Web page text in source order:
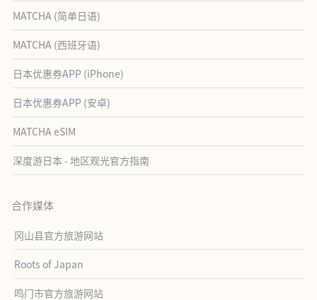
MATCHA (简单日语)
MATCHA (西班牙语)
日本优惠券APP (iPhone)
日本优惠券APP (安卓)
MATCHA eSIM
深度游日本 - 地区观光官方指南
合作媒体
冈山县官方旅游网站
Roots of Japan
鸣门市官方旅游网站